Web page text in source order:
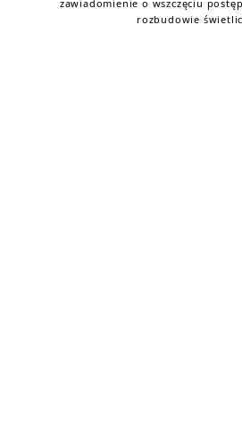
zawiadomienie o wszczęciu
rozbudowie